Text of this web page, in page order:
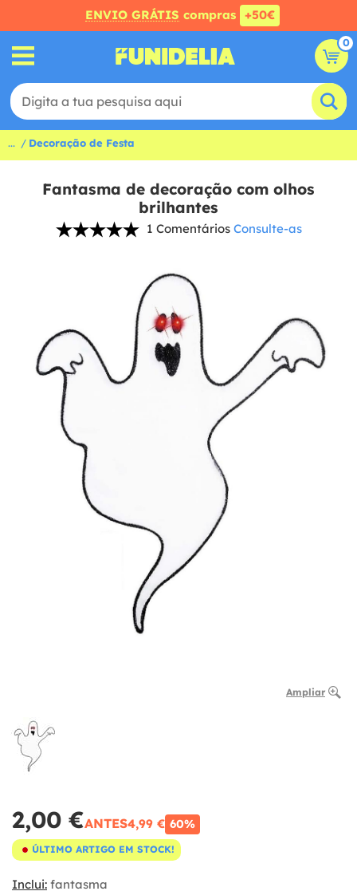
ENVIO GRÁTIS compras +50€
0
... Decoração de Festa
Fantasma de decoração com olhos
brilhantes
1 Comentários Consulte-as
Ampliar
2,00 €ANTES4,99 € 60%
ÚLTIMO ARTIGO EM STOCK!
Inclui: fantasma